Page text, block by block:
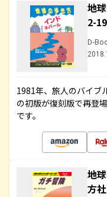
地
2-
D-
1981年、旅人のバイブ
の初版が復刻版で再登
です。
地
方